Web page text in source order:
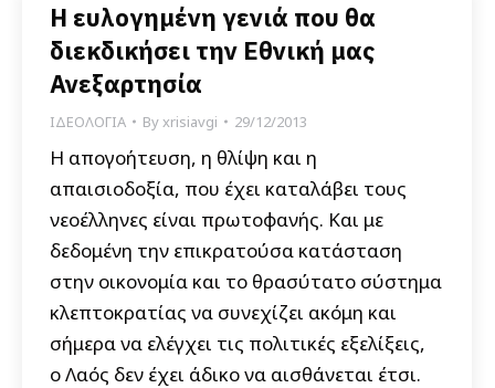
Η ευλογημένη γενιά που θα
διεκδικήσει την Εθνική μας
Ανεξαρτησία
ΙΔΕΟΛΟΓΙΑ Byxrisiavgi 29/12/2013
Η απογοήτευση, η θλίψη και η
απαισιοδοξία, που έχει καταλάβει τους
νεοέλληνες είναι πρωτοφανής. Και με
δεδομένη την επικρατούσα κατάσταση
στην οικονομία και το θρασύτατο σύστημα
κλεπτοκρατίας να συνεχίζει ακόμη και
σήμερα να ελέγχει τις πολιτικές εξελίξεις,
ο Λαός δεν έχει άδικο να αισθάνεται έτσι.